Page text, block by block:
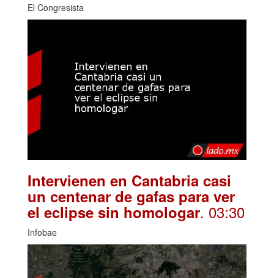
El Congresista
Intervienen en Cantabria casi
un centenar de gafas para ver
el eclipse sin homologar. 03:30
Infobae